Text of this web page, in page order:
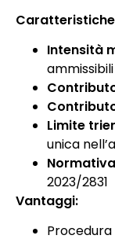
Intensità
ammissibili
Limite
unica
2023/2831
Vantaggi: